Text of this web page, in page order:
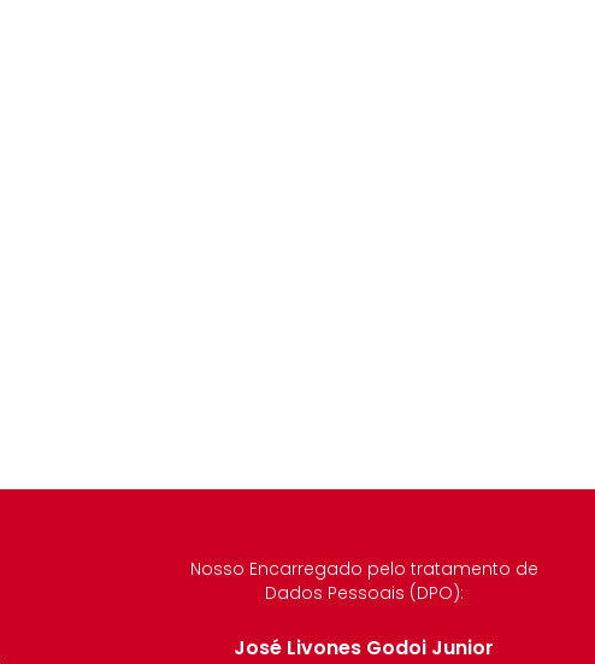
Nosso Encarregado pelo tratamento de
Dados Pessoais (DPO):
José Livones Godoi Junior